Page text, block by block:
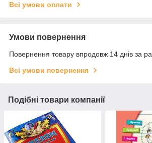
Всі умови оплати
Умови повернення
Повернення товару впродовж 14 днів за
Всі умови повернення
Подібні товари компанії